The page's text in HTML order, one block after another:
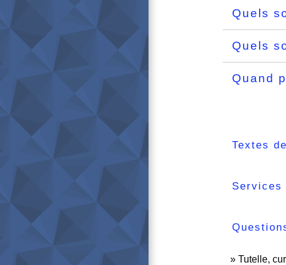
Quels
Quels
Quand
Textes
Services
Tutelle,